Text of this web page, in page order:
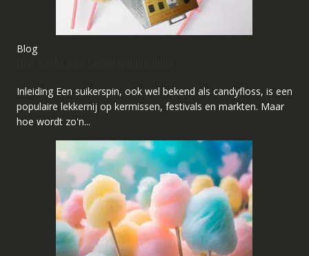
Blog
Inleiding Een suikerspin, ook wel bekend als candyfloss, is een
populaire lekkernij op kermissen, festivals en markten. Maar
hoe wordt zo'n...